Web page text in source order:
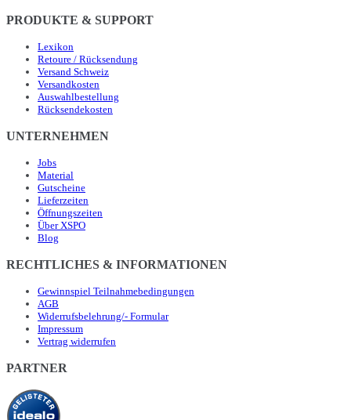
PRODUKTE & SUPPORT
Lexikon
Retoure / Rücksendung
Versand Schweiz
Versandkosten
Auswahlbestellung
Rücksendekosten
UNTERNEHMEN
Jobs
Material
Gutscheine
Lieferzeiten
Öffnungszeiten
Über XSPO
Blog
RECHTLICHES & INFORMATIONEN
Gewinnspiel Teilnahmebedingungen
AGB
Widerrufsbelehrung/- Formular
Impressum
Vertrag widerrufen
PARTNER